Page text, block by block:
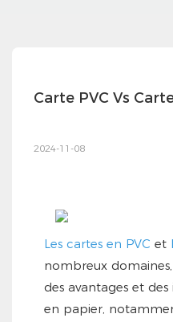
Carte PVC Vs
2024-11-08
Les cartes en PVC et
nombreux
des avantages et
en papier,